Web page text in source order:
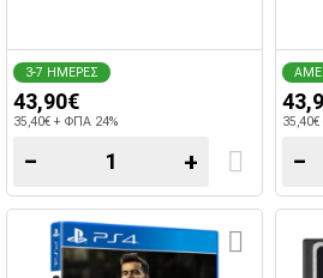
3-7 ΗΜΕΡΕΣ
43,90€
35,40€ + ΦΠΑ 24%
− + −